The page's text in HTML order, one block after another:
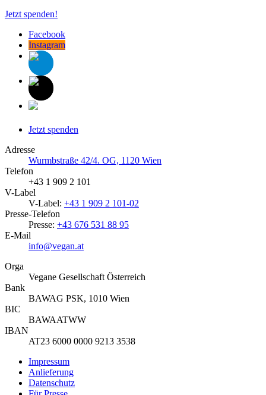
Jetzt spenden!
Facebook
Instagram
Jetzt spenden
Adresse
Wurmbstraße 42/4. OG, 1120 Wien
Telefon
+43 1 909 2 101
V-Label
V-Label: +43 1 909 2 101-02
Presse-Telefon
Presse: +43 676 531 88 95
E-Mail
info@vegan.at
Orga
Vegane Gesellschaft Österreich
Bank
BAWAG PSK, 1010 Wien
BIC
BAWAATWW
IBAN
AT23 6000 0000 9213 3538
Impressum
Anlieferung
Datenschutz